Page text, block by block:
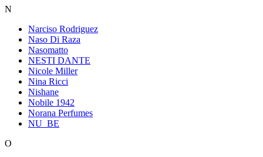
N
Narciso Rodriguez
Naso Di Raza
Nasomatto
NESTI DANTE
Nicole Miller
Nina Ricci
Nishane
Nobile 1942
Norana Perfumes
NU_BE
O